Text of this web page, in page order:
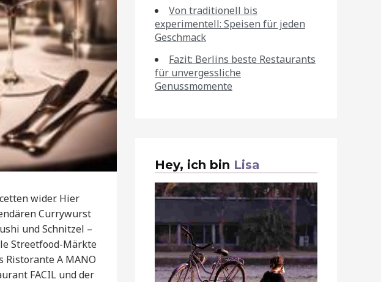
wider. Hier
Currywurst
und Schnitzel –
Streetfood-Märkte
Ristorante A MANO
FACIL und der
Von traditionell bis
experimentell: Speisen für jeden
Geschmack
Fazit: Berlins beste Restaurants
für unvergessliche
Genussmomente
Hey, ich bin Lisa